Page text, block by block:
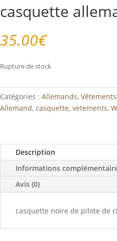
casquette
35.00€
Rupture de stock
Catégories : Allemands, Vêtements
Allemand, casquette, vetements,
Description
Informations
Avis (0)
casquette noire de pilote de